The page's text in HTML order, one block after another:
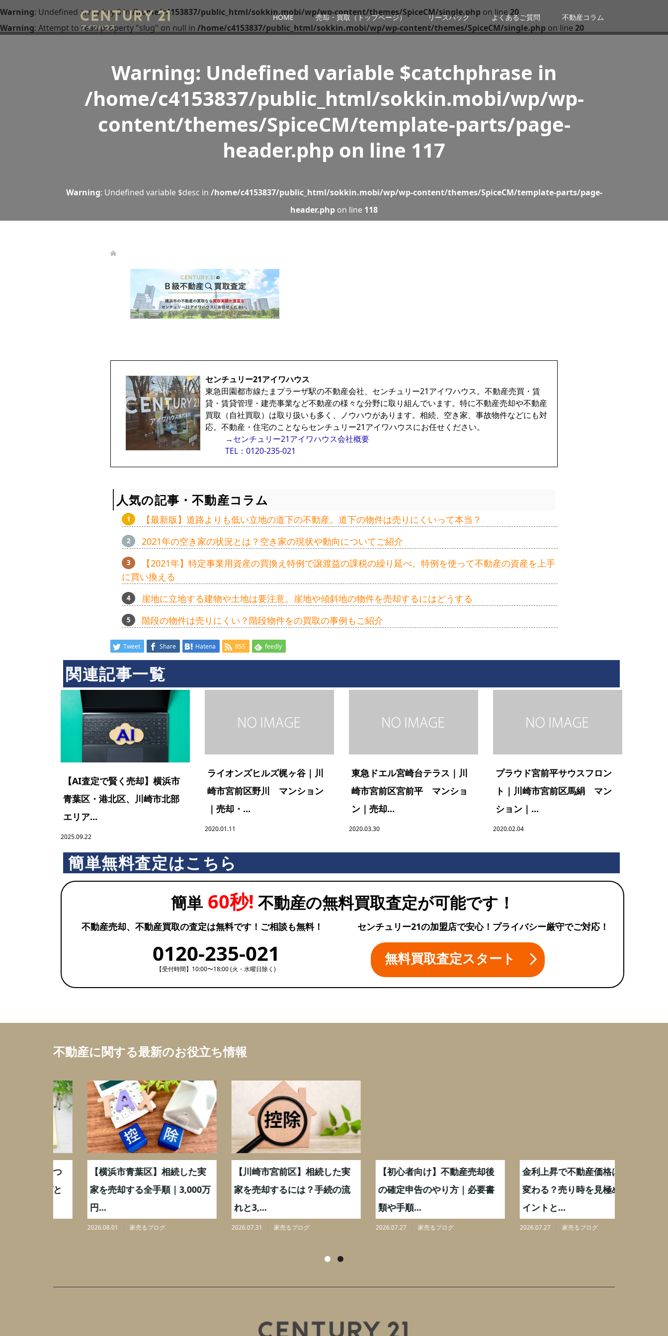
HOME 売却・買取（トップページ） リースバック よくあるご質問 不動産コラム
Warning: Undefined array key 0 in/home/c4153837/public_html/sokkin.mobi/wp/wp-content/themes/SpiceCM/single.php on line20
Warning: Attempt to read property "slug" on null in /home/c4153837/public_html/sokkin.mobi/wp/wp-content/themes/SpiceCM/single.php on line 20
Warning: Undefined variable $catchphrase in
/home/c4153837/public_html/sokkin.mobi/wp/wp-
content/themes/SpiceCM/template-parts/page-
header.php on line 117
Warning: Undefined variable $desc in /home/c4153837/public_html/sokkin.mobi/wp/wp-content/themes/SpiceCM/template-parts/page-
header.php on line 118
センチュリー21アイワハウス
東急田園都市線たまプラーザ駅の不動産会社、センチュリー21アイワハウス。不動産売買・賃
貸・賃貸管理・建売事業など不動産の様々な分野に取り組んでいます。特に不動産売却や不動産
買取（自社買取）は取り扱いも多く、ノウハウがあります。相続、空き家、事故物件などにも対
応。不動産・住宅のことならセンチュリー21アイワハウスにお任せください。
→センチュリー21アイワハウス会社概要
TEL：0120-235-021
人気の記事・不動産コラム
【最新版】道路よりも低い立地の道下の不動産。道下の物件は売りにくいって本当？
2021年の空き家の状況とは？空き家の現状や動向についてご紹介
【2021年】特定事業用資産の買換え特例で譲渡益の課税の繰り延べ。特例を使って不動産の資産を上手
に買い換える
崖地に立地する建物や土地は要注意。崖地や傾斜地の物件を売却するにはどうする
階段の物件は売りにくい？階段物件をの買取の事例もご紹介
Tweet Share Hatena RSS feedly
関連記事一覧
【AI査定で賢く売却】横浜市
青葉区・港北区、川崎市北部
エリア...
2025.09.22
ライオンズヒルズ梶ヶ谷｜川
崎市宮前区野川 マンション
｜売却・...
2020.01.11
東急ドエル宮崎台テラス｜川
崎市宮前区宮前平 マンショ
ン｜売却...
2020.03.30
プラウド宮前平サウスフロン
ト｜川崎市宮前区馬絹 マン
ション｜...
2020.02.04
簡単無料査定はこちら
簡単60秒! 不動産の無料買取査定が可能です！
不動産売却、不動産買取の査定は無料です！ご相談も無料！ センチュリー21の加盟店で安心！プライバシー厳守でご対応！
0120-235-021
【受付時間】10:00〜18:00 (火・水曜日除く)
無料買取査定スタート
不動産に関する最新のお役立ち情報
【横浜市青葉区】相続した実
家を売却する全手順｜3,000万
家売るブログ
【川崎市宮前区】相続した実
家を売却するには？手続の流
家売るブログ
【初心者向け】不動産売却後
の確定申告のやり方｜必要書
類や手順...
家売るブログ
金利上昇で不動産価格はどう
変わる？売り時を見極めるポ
イントと...
家売るブログ